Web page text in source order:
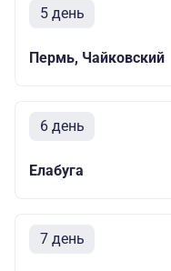
5 день
Пермь, Чайковский
6 день
Елабуга
7 день